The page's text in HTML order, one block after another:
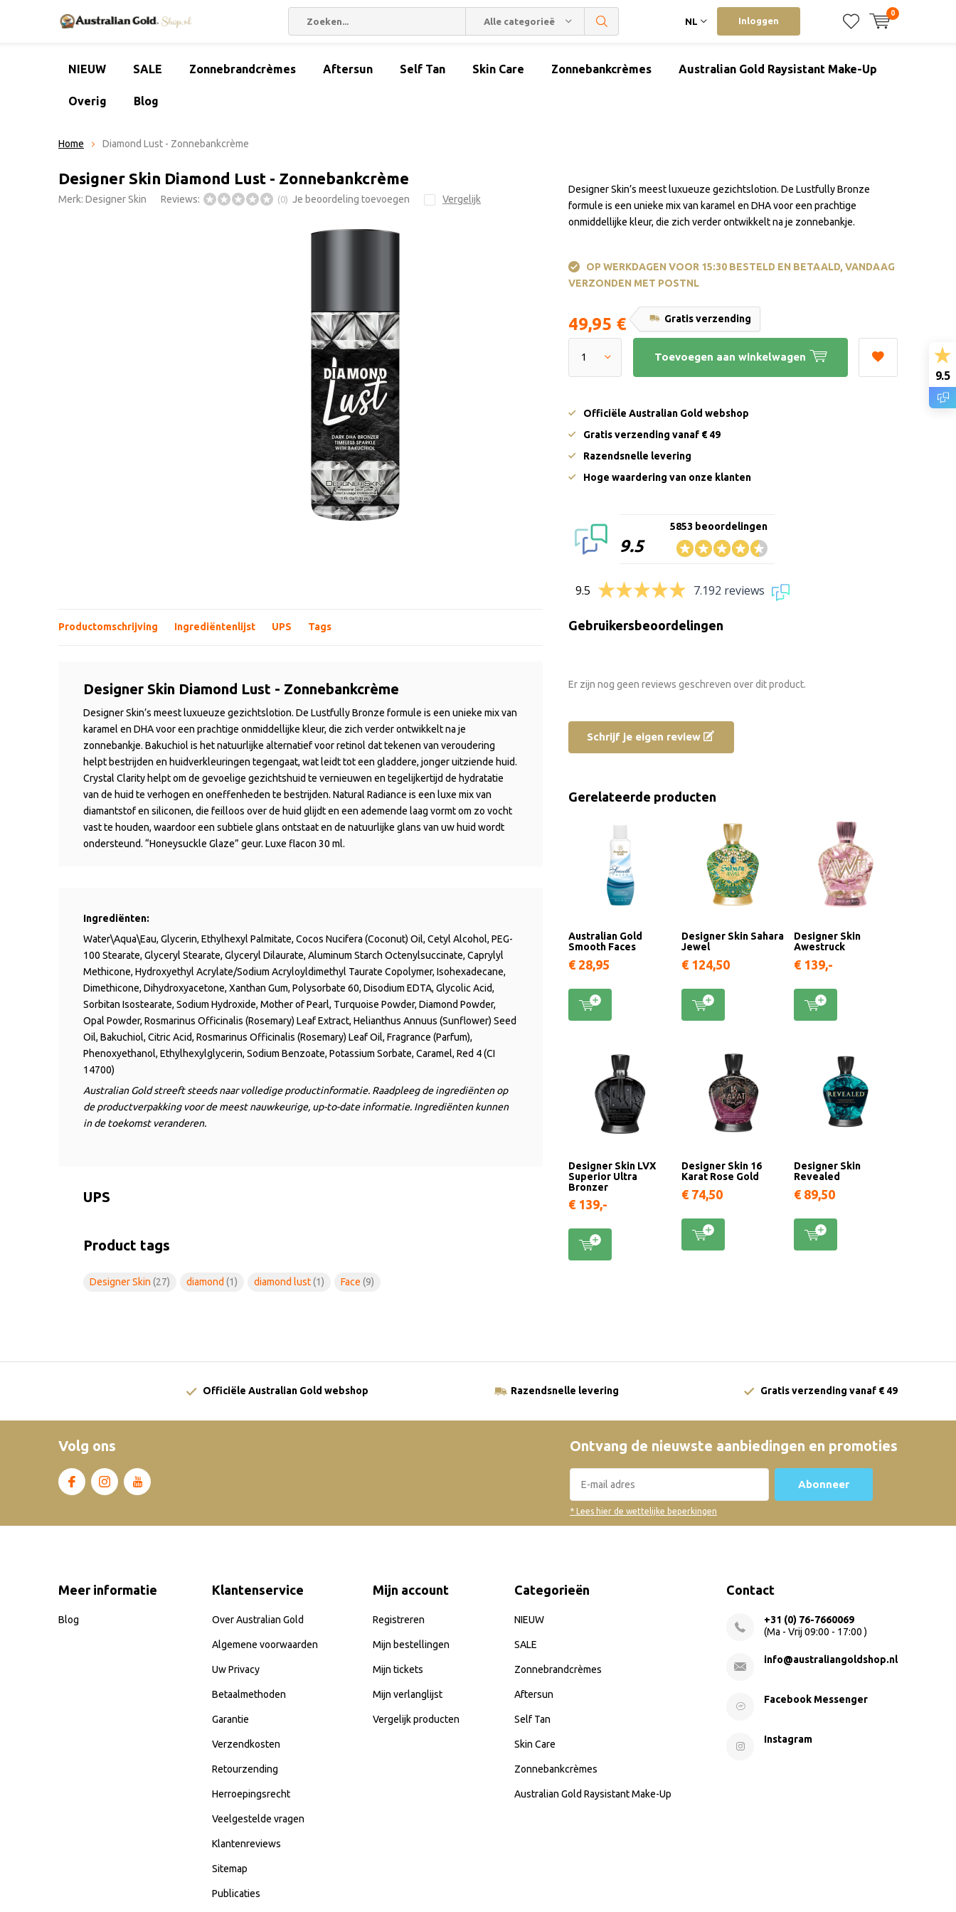
Alle categorieën NL Inloggen
0
NIEUW SALE Zonnebrandcrèmes Aftersun Self Tan Skin Care Zonnebankcrèmes Australian Gold Raysistant Make-Up
Overig Blog
Home Diamond Lust - Zonnebankcrème
Designer Skin Diamond Lust - Zonnebankcrème
Merk: Designer Skin Reviews: (0) Je beoordeling toevoegen Vergelijk
Designer Skin’s meest luxueuze gezichtslotion. De Lustfully Bronze
formule is een unieke mix van karamel en DHA voor een prachtige
onmiddellijke kleur, die zich verder ontwikkelt na je zonnebankje.
OP WERKDAGEN VOOR 15:30 BESTELD EN BETAALD, VANDAAG
VERZONDEN MET POSTNL
49,95 € Gratis verzending
Toevoegen aan winkelwagen
Officiële Australian Gold webshop
Gratis verzending vanaf € 49
Razendsnelle levering
Hoge waardering van onze klanten
9.5
5853 beoordelingen
9.5 7.192 reviews
Productomschrijving Ingrediëntenlijst UPS Tags
Designer Skin Diamond Lust - Zonnebankcrème
DesignerSkin’s meestluxueuze gezichtslotion. De LustfullyBronze formule is een unieke mix van
karamel en DHA voor een prachtige onmiddellijke kleur, die zich verder ontwikkelt na je
zonnebankje. Bakuchiol is het natuurlijke alternatief voorretinol dat tekenen van veroudering
helpt bestrijden en huidverkleuringen tegengaat, wat leidt tot een gladdere, jonger uitziende huid.
Crystal Clarityhelpt om de gevoelige gezichtshuid te vernieuwen en tegelijkertijd de hydratatie
van de huid te verhogen en oneffenheden te bestrijden. Natural Radiance is een luxe mix van
diamantstof en siliconen, die feilloos over de huid glijdt en een ademende laag vormt om zo vocht
vast te houden, waardoor een subtiele glans ontstaat en de natuurlijke glans van uw huid wordt
ondersteund. “Honeysuckle Glaze” geur. Luxe flacon 30 ml.
Ingrediënten:
Water\Aqua\Eau, Glycerin, Ethylhexyl Palmitate, Cocos Nucifera (Coconut) Oil, Cetyl Alcohol, PEG-
100 Stearate, Glyceryl Stearate, Glyceryl Dilaurate, Aluminum Starch Octenylsuccinate, Caprylyl
Methicone, Hydroxyethyl Acrylate/Sodium Acryloyldimethyl Taurate Copolymer, Isohexadecane,
Dimethicone, Dihydroxyacetone, Xanthan Gum, Polysorbate 60, Disodium EDTA, Glycolic Acid,
Sorbitan Isostearate, Sodium Hydroxide, Mother of Pearl, Turquoise Powder, Diamond Powder,
Opal Powder, Rosmarinus Officinalis (Rosemary) Leaf Extract, Helianthus Annuus (Sunflower) Seed
Oil, Bakuchiol, Citric Acid, Rosmarinus Officinalis (Rosemary) Leaf Oil, Fragrance (Parfum),
Phenoxyethanol, Ethylhexylglycerin, Sodium Benzoate, Potassium Sorbate, Caramel, Red 4 (CI
14700)
Australian Gold streeft steeds naar volledige productinformatie. Raadpleeg de ingrediënten op
de productverpakking voor de meest nauwkeurige, up-to-date informatie. Ingrediënten kunnen
in de toekomst veranderen.
UPS
Product tags
Designer Skin (27) diamond (1) diamond lust(1) Face (9)
Gebruikersbeoordelingen
Er zijn nog geen reviews geschreven over dit product.
Schrijf je eigen review
Gerelateerde producten
Australian Gold
Smooth Faces
€ 28,95
Designer Skin Sahara
Jewel
€ 124,50
Designer Skin
Awestruck
€ 139,-
Designer Skin LVX
Superior Ultra
Bronzer
€ 139,-
Designer Skin 16
Karat Rose Gold
€ 74,50
Designer Skin
Revealed
€ 89,50
Officiële Australian Gold webshop Razendsnelle levering Gratis verzending vanaf € 49
Volg ons Ontvang de nieuwste aanbiedingen en promoties
Abonneer
* Lees hier de wettelijke beperkingen
Meer informatie
Blog
Klantenservice
Over Australian Gold
Algemene voorwaarden
Uw Privacy
Betaalmethoden
Garantie
Verzendkosten
Retourzending
Herroepingsrecht
Veelgestelde vragen
Klantenreviews
Sitemap
Publicaties
Mijn account
Registreren
Mijn bestellingen
Mijn tickets
Mijn verlanglijst
Vergelijk producten
Categorieën
NIEUW
SALE
Zonnebrandcrèmes
Aftersun
Self Tan
Skin Care
Zonnebankcrèmes
Australian Gold Raysistant Make-Up
Contact
+31 (0) 76-7660069
(Ma - Vrij 09:00 - 17:00 )
info@australiangoldshop.nl
Facebook Messenger
Instagram
9.5